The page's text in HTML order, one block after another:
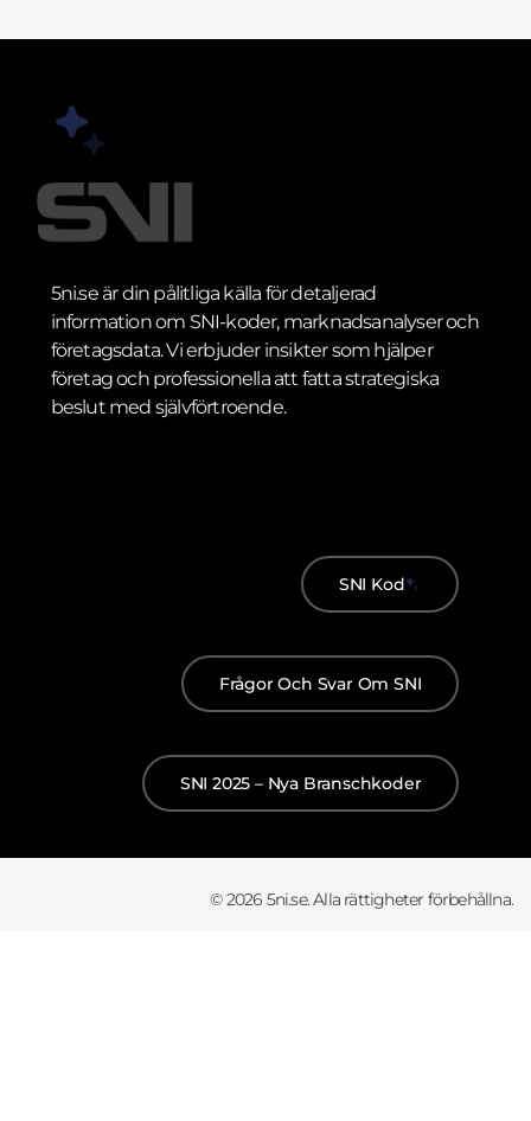
5ni.se är din pålitliga källa för detaljerad
information om SNI-koder, marknadsanalyser och
företagsdata. Vi erbjuder insikter som hjälper
företag och professionella att fatta strategiska
beslut med självförtroende.
SNI Kod
Frågor Och Svar Om SNI
SNI 2025 – Nya Branschkoder
© 2026 5ni.se. Alla rättigheter förbehållna.